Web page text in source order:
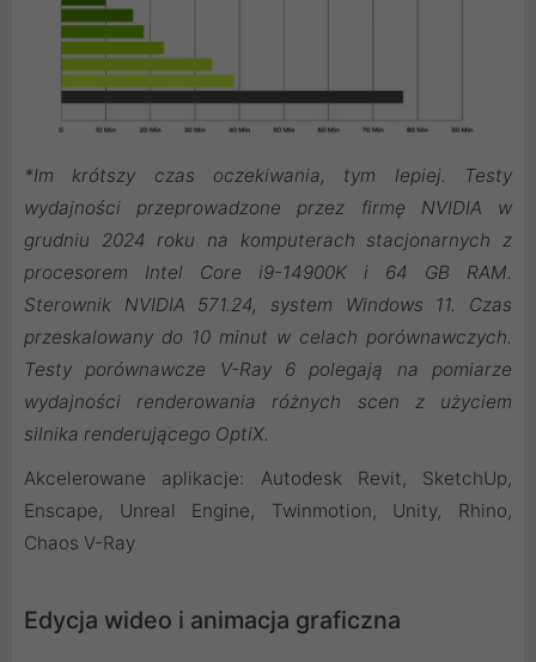
*Im krótszy czas oczekiwania, tym lepiej. Testy
wydajności przeprowadzone przez firmę NVIDIA w
grudniu 2024 roku na komputerach stacjonarnych z
procesorem Intel Core i9-14900K i 64 GB RAM.
Sterownik NVIDIA 571.24, system Windows 11. Czas
przeskalowany do 10 minut w celach porównawczych.
Testy porównawcze V-Ray 6 polegają na pomiarze
wydajności renderowania różnych scen z użyciem
silnika renderującego OptiX.
Akcelerowane aplikacje: Autodesk Revit, SketchUp,
Enscape, Unreal Engine, Twinmotion, Unity, Rhino,
Chaos V-Ray
Edycja wideo i animacja graficzna